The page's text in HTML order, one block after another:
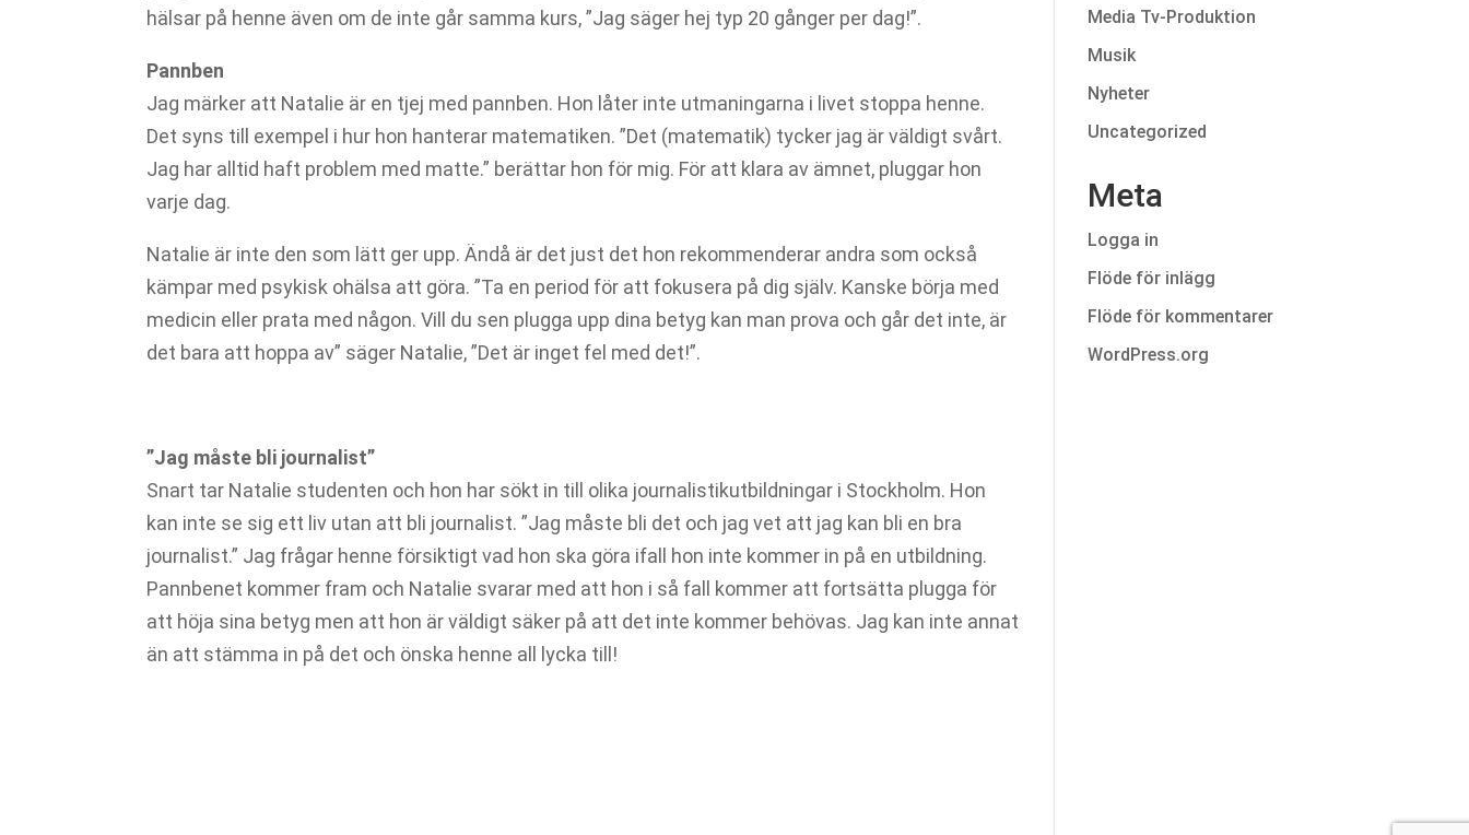
hälsar på henne även om de inte går samma kurs, ”Jag säger hej typ 20 gånger per dag!”.
Pannben
Jag märker att Natalie är en tjej med pannben. Hon låter inte utmaningarna i livet stoppa henne.
Det syns till exempel i hur hon hanterar matematiken. ”Det (matematik) tycker jag är väldigt svårt.
Jag har alltid haft problem med matte.” berättar hon för mig. För att klara av ämnet, pluggar hon
varje dag.
Natalie är inte den som lätt ger upp. Ändå är det just det hon rekommenderar andra som också
kämpar med psykisk ohälsa att göra. ”Ta en period för att fokusera på dig själv. Kanske börja med
medicin eller prata med någon. Vill du sen plugga upp dina betyg kan man prova och går det inte, är
det bara att hoppa av” säger Natalie, ”Det är inget fel med det!”.
”Jag måste bli journalist”
Snart tar Natalie studenten och hon har sökt in till olika journalistikutbildningar i Stockholm. Hon
kan inte se sig ett liv utan att bli journalist. ”Jag måste bli det och jag vet att jag kan bli en bra
journalist.” Jag frågar henne försiktigt vad hon ska göra ifall hon inte kommer in på en utbildning.
Pannbenet kommer fram och Natalie svarar med att hon i så fall kommer att fortsätta plugga för
att höja sina betyg men att hon är väldigt säker på att det inte kommer behövas. Jag kan inte annat
än att stämma in på det och önska henne all lycka till!
Media Tv-Produktion
Musik
Nyheter
Uncategorized
Meta
Logga in
Flöde för inlägg
Flöde för kommentarer
WordPress.org